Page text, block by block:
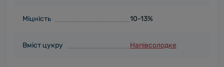
Міцність 10-13%
Вміст цукру Напівсолодке